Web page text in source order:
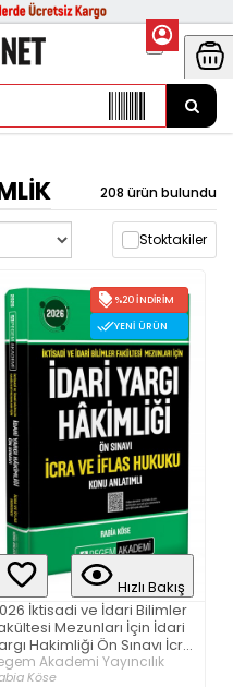
208 ürün bulundu
Stoktakiler
%20 İNDIRIM
YENI ÜRÜN
Hızlı Bakış
İktisadi ve İdari Bilimler
Mezunları İçin İdari
Hakimliği Ön Sınavı İcra
İflas Hukuku Konu Anlatımlı
Akademi Yayıncılık
Köse